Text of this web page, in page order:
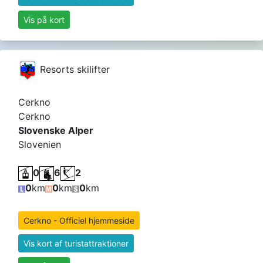
Vis på kort
Resorts skilifter
Cerkno
Cerkno
Slovenske Alper
Slovenien
0 6
2
0km 0km 0km
Cerkno - Officiel hjemmeside
Vis kort af turistattraktioner